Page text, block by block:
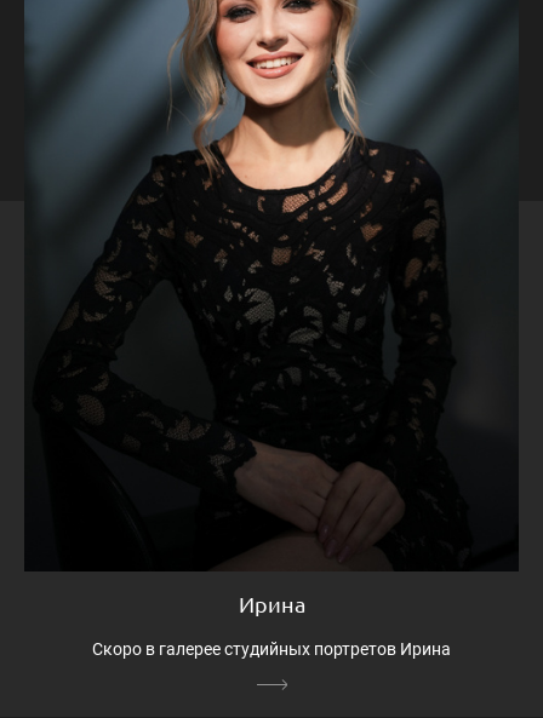
Ирина
Скоро в галерее студийных портретов Ирина